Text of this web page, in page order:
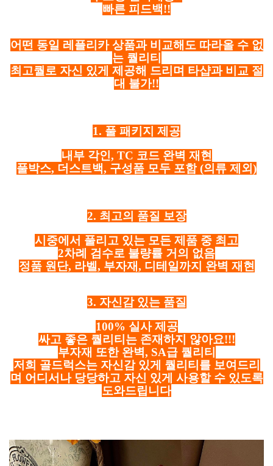
빠른 피드백!!
어떤 동일 레플리카 상품과 비교해도 따라올 수 없
는 퀄리티
최고퀄로 자신 있게 제공해 드리며 타샵과 비교 절
대 불가!!
1. 풀 패키지 제공
내부 각인, TC 코드 완벽 재현
풀박스, 더스트백, 구성품 모두 포함 (의류 제외)
2. 최고의 품질 보장
시중에서 풀리고 있는 모든 제품 중 최고
2차례 검수로 불량률 거의 없음
정품 원단, 라벨, 부자재, 디테일까지 완벽 재현
3. 자신감 있는 품질
100% 실사 제공
싸고 좋은 퀄리티는 존재하지 않아요!!!
부자재 또한 완벽, SA급 퀄리티
저희 골드럭스는 자신감 있게 퀄리티를 보여드리
며 어디서나 당당하고 자신 있게 사용할 수 있도록
도와드립니다